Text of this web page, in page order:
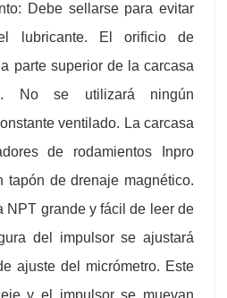
Debe sellarse para evitar
lubricante. El orificio de
parte superior de la carcasa
No se utilizará ningún
ventilado. La carcasa
de rodamientos Inpro
tapón de drenaje magnético.
NPT grande y fácil de leer de
del impulsor se ajustará
ajuste del micrómetro. Este